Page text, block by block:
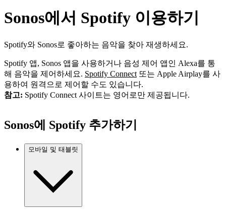
Sonos에서 Spotify 이용하기
Spotify와 Sonos로 좋아하는 음악을 찾아 재생하세요.
Spotify 앱, Sonos 앱을 사용하거나 음성 제어 앱인 Alexa를 통
해 음악을 제어하세요. Spotify Connect 또는 Apple Airplay를 사
용하여 원격으로 제어할 수도 있습니다.
참고: Spotify Connect 사이트는 영어로만 제공됩니다.
Sonos에 Spotify 추가하기
모바일 및 태블릿